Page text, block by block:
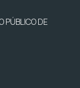
PÚBLICO DE